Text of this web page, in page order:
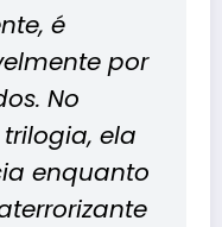
é
por
No
ela
enquanto